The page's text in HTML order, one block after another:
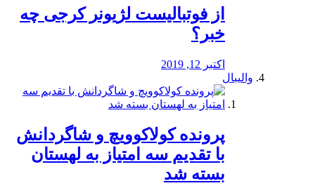
از فوتبالیست لژیونر کرجی چه
خبر؟
اکتبر 12, 2019
والیبال
پرونده کولاکوویچ و شاگردانش
با تقدیم سه امتیاز به لهستان
بسته شد